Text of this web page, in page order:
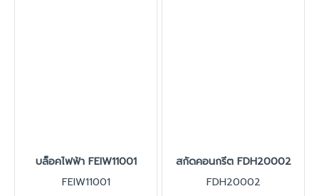
บล็อคไฟฟ้า FEIW11001
FEIW11001
สกัดคอนกรีต FDH20002
FDH20002